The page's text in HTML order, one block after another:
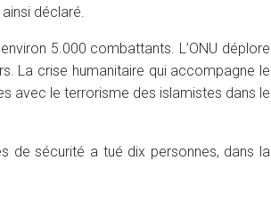
ainsi déclaré.
5.000 combattants. L’ONU déplore
La crise humanitaire qui accompagne le
avec le terrorisme des islamistes dans le
de sécurité a tué dix personnes, dans la